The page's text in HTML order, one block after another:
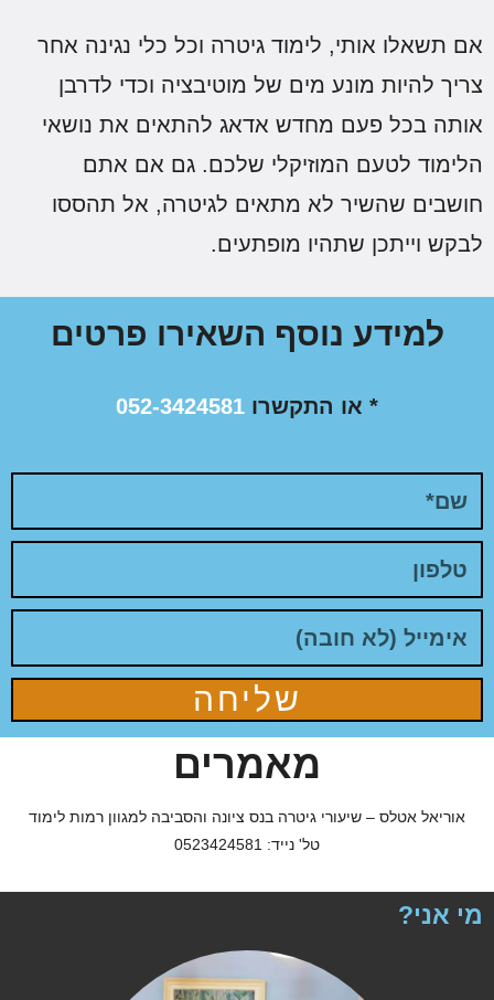
תשאלו אותי, לימוד גיטרה וכל כלי נגינה אחר
להיות מונע מים של מוטיבציה וכדי לדרבן
בכל פעם מחדש אדאג להתאים את נושאי
לטעם המוזיקלי שלכם. גם אם אתם
שהשיר לא מתאים לגיטרה, אל תהססו
וייתכן שתהיו מופתעים.
למידע נוסף השאירו פרטים
* או התקשרו052-3424581
שליחה
מאמרים
אוריאל אטלס – שיעורי גיטרה בנס ציונה והסביבה למגוון רמות לימוד
טל' נייד: 0523424581
אני?